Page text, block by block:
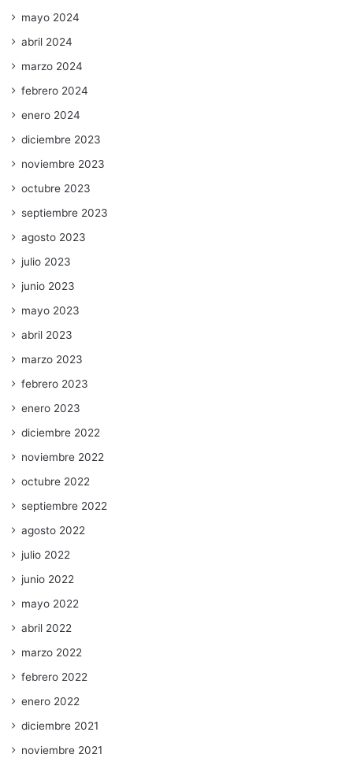
mayo 2024
abril 2024
marzo 2024
febrero 2024
enero 2024
diciembre 2023
noviembre 2023
octubre 2023
septiembre 2023
agosto 2023
julio 2023
junio 2023
mayo 2023
abril 2023
marzo 2023
febrero 2023
enero 2023
diciembre 2022
noviembre 2022
octubre 2022
septiembre 2022
agosto 2022
julio 2022
junio 2022
mayo 2022
abril 2022
marzo 2022
febrero 2022
enero 2022
diciembre 2021
noviembre 2021